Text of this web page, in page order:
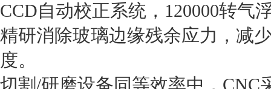
CCD自动校正系统，120000转气
精研消除玻璃边缘残余应力，减
度。